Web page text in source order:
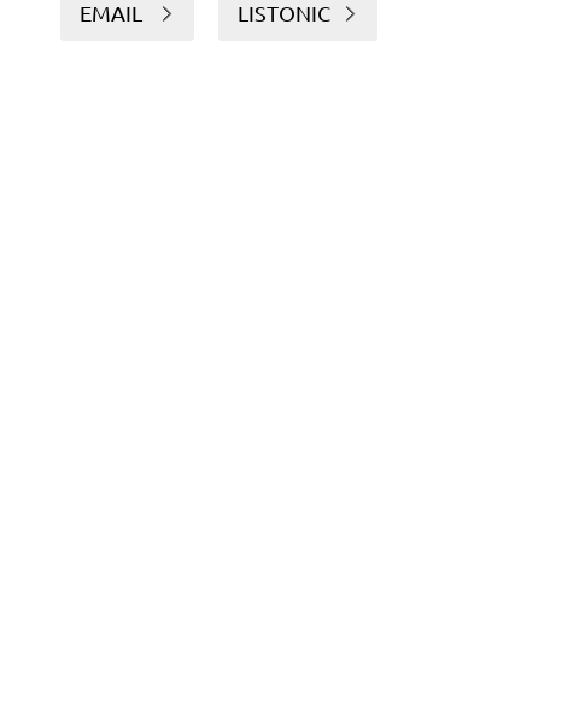
EMAIL LISTONIC